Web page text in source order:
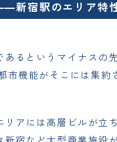
新宿駅のエリア特
あるというマイナスの
機能がそこには集約
リアには高層ビルが立